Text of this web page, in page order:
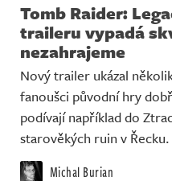
Tomb Raider:
traileru vypadá
nezahrajeme
Nový trailer ukázal
fanoušci původní hry
podívají například do
starověkých ruin v Řecku.
Michal Burian